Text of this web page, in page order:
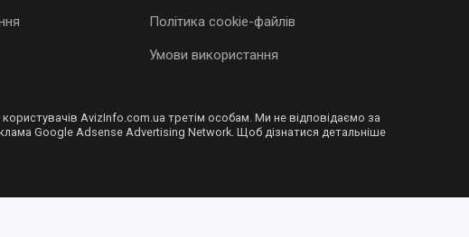
Політика cookie-файлів
Умови використання
AvizInfo.com.ua третім особам. Ми не відповідаємо за
Google Adsense Advertising Network. Щоб дізнатися детальніше